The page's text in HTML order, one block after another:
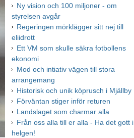
Ny vision och 100 miljoner - om
styrelsen avgår
Regeringen mörklägger sitt nej till
eliidrott
Ett VM som skulle säkra fotbollens
ekonomi
Mod och intiativ vägen till stora
arrangemang
Historisk och unik köprusch i Mjällby
Förväntan stiger inför returen
Landslaget som charmar alla
Från oss alla till er alla - Ha det gott i
helgen!